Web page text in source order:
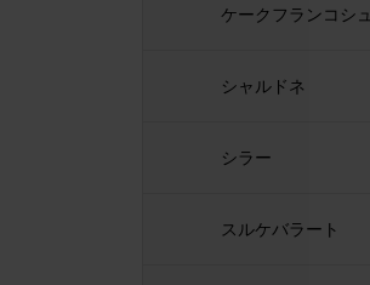
ケークフランコシュ
シャルドネ
シラー
スルケバラート